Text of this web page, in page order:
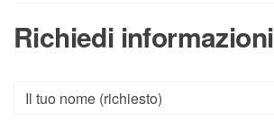
Richiedi informazioni